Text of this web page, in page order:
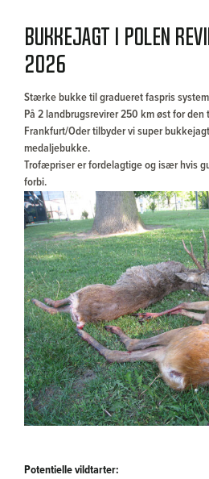
Bukkejagt i Polen
2026
Stærke bukke til gradueret faspris system
På 2 landbrugsrevirer 250 km øst for
Frankfurt/Oder tilbyder vi super
medaljebukke.
Trofæpriser er fordelagtige og især hvis
forbi.
Potentielle vildtarter: